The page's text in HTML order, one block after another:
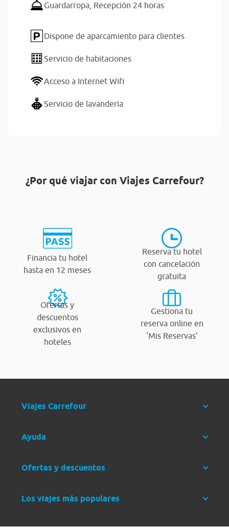
Guardarropa, Recepción 24 horas
Dispone de aparcamiento para clientes
Servicio de habitaciones
Acceso a Internet Wifi
Servicio de lavandería
¿Por qué viajar con Viajes Carrefour?
Financia tu hotel
hasta en 12 meses
Reserva tu hotel
con cancelación
gratuita
Ofertas y
descuentos
exclusivos en
hoteles
Gestiona tu
reserva online en
‘Mis Reservas’
Viajes Carrefour
Ayuda
Ofertas y descuentos
Los viajes más populares